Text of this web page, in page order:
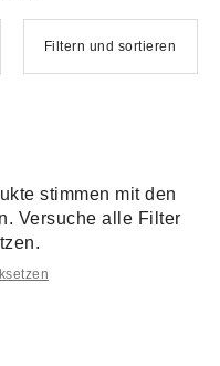
Filtern und sortieren
stimmen mit den
Versuche alle Filter